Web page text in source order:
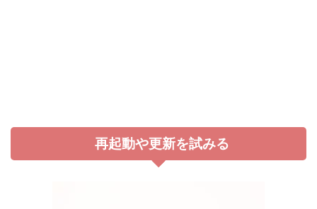
再起動や更新を試みる